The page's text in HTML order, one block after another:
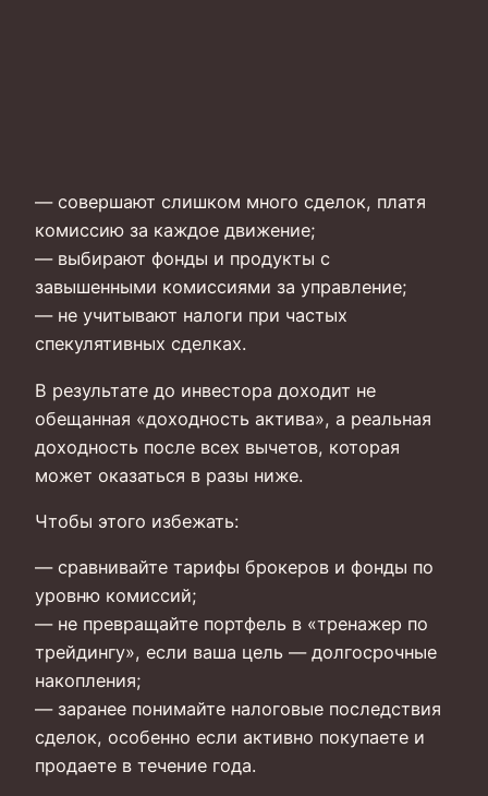
— совершают слишком много сделок, платя
комиссию за каждое движение;
— выбирают фонды и продукты с
завышенными комиссиями за управление;
— не учитывают налоги при частых
спекулятивных сделках.
В результате до инвестора доходит не
обещанная «доходность актива», а реальная
доходность после всех вычетов, которая
может оказаться в разы ниже.
Чтобы этого избежать:
— сравнивайте тарифы брокеров и фонды по
уровню комиссий;
— не превращайте портфель в «тренажер по
трейдингу», если ваша цель — долгосрочные
накопления;
— заранее понимайте налоговые последствия
сделок, особенно если активно покупаете и
продаете в течение года.